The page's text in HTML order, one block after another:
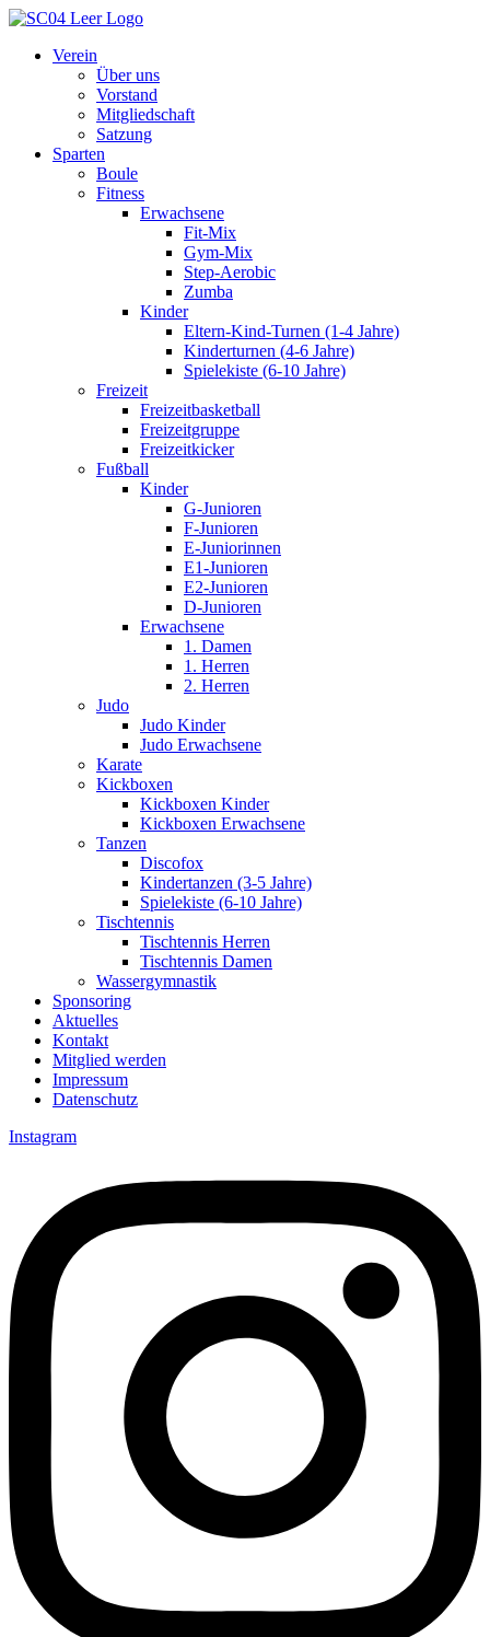
Inhalt
springen
Verein
Über uns
Vorstand
Mitgliedschaft
Satzung
Sparten
Boule
Fitness
Erwachsene
Fit-Mix
Gym-Mix
Step-Aerobic
Zumba
Kinder
Eltern-Kind-Turnen (1-4 Jahre)
Kinderturnen (4-6 Jahre)
Spielekiste (6-10 Jahre)
Freizeit
Freizeitbasketball
Freizeitgruppe
Freizeitkicker
Fußball
Kinder
G-Junioren
F-Junioren
E-Juniorinnen
E1-Junioren
E2-Junioren
D-Junioren
Erwachsene
1. Damen
1. Herren
2. Herren
Judo
Judo Kinder
Judo Erwachsene
Karate
Kickboxen
Kickboxen Kinder
Kickboxen Erwachsene
Tanzen
Discofox
Kindertanzen (3-5 Jahre)
Spielekiste (6-10 Jahre)
Tischtennis
Tischtennis Herren
Tischtennis Damen
Wassergymnastik
Sponsoring
Aktuelles
Kontakt
Mitglied werden
Impressum
Datenschutz
Instagram